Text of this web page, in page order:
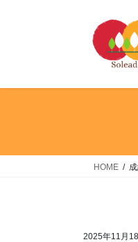
へ
プ
ョ
動
HOME
2025年11月